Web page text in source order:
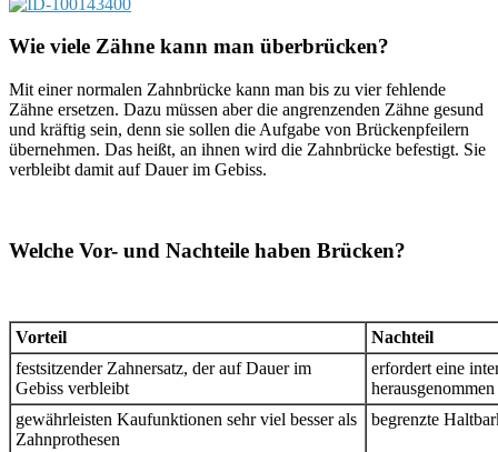
Wie viele Zähne kann man überbrücken?
Mit einer normalen Zahnbrücke kann man bis zu vier fehlende
Zähne ersetzen. Dazu müssen aber die angrenzenden Zähne gesund
und kräftig sein, denn sie sollen die Aufgabe von Brückenpfeilern
übernehmen. Das heißt, an ihnen wird die Zahnbrücke befestigt. Sie
verbleibt damit auf Dauer im Gebiss.
Welche Vor- und Nachteile haben Brücken?
Vorteil
Nachteil
festsitzender Zahnersatz, der auf Dauer im
Gebiss verbleibt
erfordert eine
gewährleisten Kaufunktionen sehr viel besser als
Zahnprothesen
begrenzte